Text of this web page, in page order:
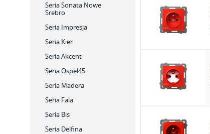
Seria Sonata Nowe
Srebro
Seria Impresja
Seria Kier
Seria Akcent
Seria Ospel45
Seria Madera
Seria Fala
Seria Bis
Seria Delfina